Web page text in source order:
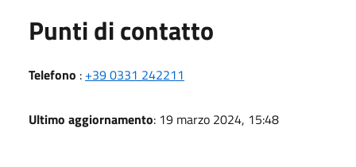
Punti di contatto
Telefono : +39 0331 242211
Ultimo aggiornamento: 19 marzo 2024, 15:48